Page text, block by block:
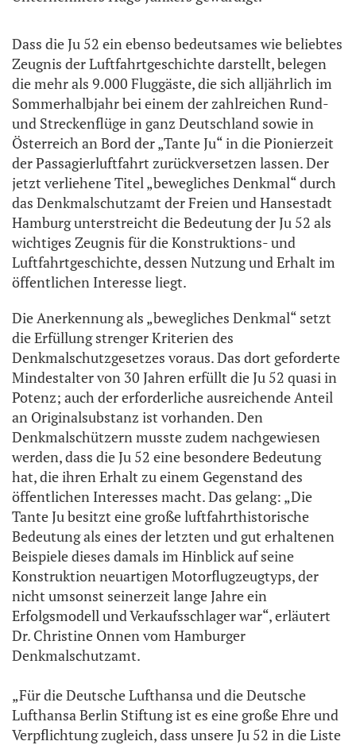
Dass die Ju 52 ein ebenso bedeutsames wie beliebtes
Zeugnis der Luftfahrtgeschichte darstellt, belegen
die mehr als 9.000 Fluggäste, die sich alljährlich im
Sommerhalbjahr bei einem der zahlreichen Rund-
und Streckenflüge in ganz Deutschland sowie in
Österreich an Bord der „Tante Ju“ in die Pionierzeit
der Passagierluftfahrt zurückversetzen lassen. Der
jetzt verliehene Titel „bewegliches Denkmal“ durch
das Denkmalschutzamt der Freien und Hansestadt
Hamburg unterstreicht die Bedeutung der Ju 52 als
wichtiges Zeugnis für die Konstruktions- und
Luftfahrtgeschichte, dessen Nutzung und Erhalt im
öffentlichen Interesse liegt.
Die Anerkennung als „bewegliches Denkmal“ setzt
die Erfüllung strenger Kriterien des
Denkmalschutzgesetzes voraus. Das dort geforderte
Mindestalter von 30 Jahren erfüllt die Ju 52 quasi in
Potenz; auch der erforderliche ausreichende Anteil
an Originalsubstanz ist vorhanden. Den
Denkmalschützern musste zudem nachgewiesen
werden, dass die Ju 52 eine besondere Bedeutung
hat, die ihren Erhalt zu einem Gegenstand des
öffentlichen Interesses macht. Das gelang: „Die
Tante Ju besitzt eine große luftfahrthistorische
Bedeutung als eines der letzten und gut erhaltenen
Beispiele dieses damals im Hinblick auf seine
Konstruktion neuartigen Motorflugzeugtyps, der
nicht umsonst seinerzeit lange Jahre ein
Erfolgsmodell und Verkaufsschlager war“, erläutert
Dr. Christine Onnen vom Hamburger
Denkmalschutzamt.
„Für die Deutsche Lufthansa und die Deutsche
Lufthansa Berlin Stiftung ist es eine große Ehre und
Verpflichtung zugleich, dass unsere Ju 52 in die Liste